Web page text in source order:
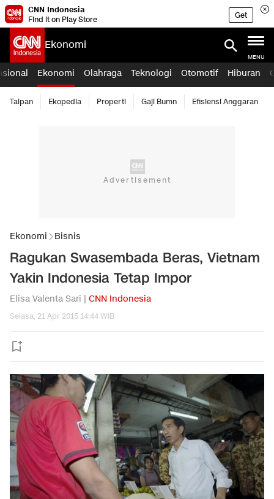
CNN Indonesia
Find it on Play Store
Get
Ekonomi
MENU
Ekonomi Olahraga Teknologi Otomotif Hiburan
Taipan Ekopedia Properti Gaji Bumn Efisiensi Anggaran
Ekonomi Bisnis
Ragukan Swasembada Beras, Vietnam
Yakin Indonesia Tetap Impor
Elisa Valenta Sari | CNN Indonesia
Selasa, 21 Apr 2015 14:44 WIB